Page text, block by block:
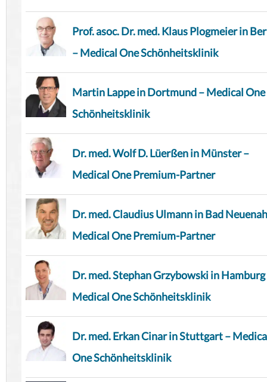
Prof. asoc. Dr. med. Klaus Plogmeier in
– Medical One Schönheitsklinik
Martin Lappe in Dortmund – Medical One
Schönheitsklinik
Dr. med. Wolf D. Lüerßen in Münster –
Medical One Premium-Partner
Dr. med. Claudius Ulmann in Bad
Medical One Premium-Partner
Dr. med. Stephan Grzybowski in Hamburg
Medical One Schönheitsklinik
Dr. med. Erkan Cinar in Stuttgart –
One Schönheitsklinik